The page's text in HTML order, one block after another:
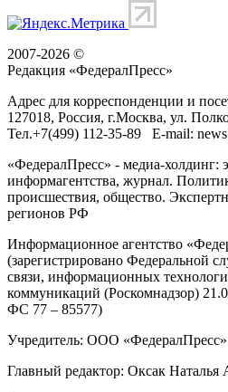
2007-2026 ©
Редакция «ФедералПресс»
Адрес для корреспонденции и
127018, Россия, г.Москва, ул.
Тел.+7(499) 112-35-89 E-mail:
«ФедералПресс» - медиа-холдинг:
информагентства, журнал.
происшествия, общество.
регионов РФ
Информационное агентство
(зарегистрировано Федеральной
связи, информационных
коммуникаций (Роскомнадзор)
ФС 77 – 85577)
Учредитель: ООО «ФедералПресс»
Главный редактор: Оксак Наталья